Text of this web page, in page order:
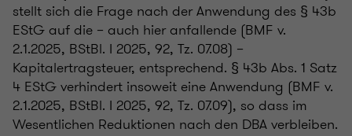
stellt sich die Frage nach der Anwendung des § 43b
EStG auf die – auch hier anfallende (BMF v.
2.1.2025, BStBl. I 2025, 92, Tz. 07.08) –
Kapitalertragsteuer, entsprechend. § 43b Abs. 1 Satz
4 EStG verhindert insoweit eine Anwendung (BMF v.
2.1.2025, BStBl. I 2025, 92, Tz. 07.09), so dass im
Wesentlichen Reduktionen nach den DBA verbleiben.